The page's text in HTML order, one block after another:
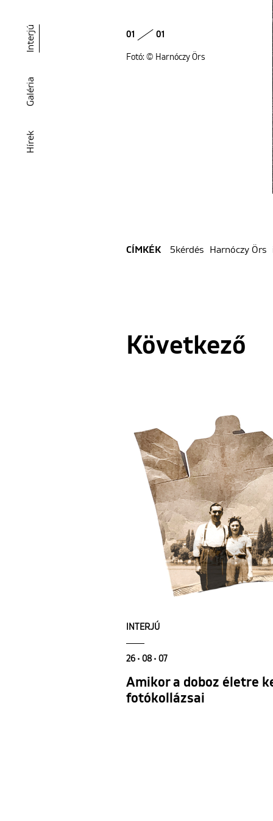
Hírek
Galéria
Interjú 01 01
Fotó: © Harnóczy Örs
CÍMKÉK 5kérdés Harnóczy Örs
Következő
INTERJÚ
26 • 08 • 07
Amikor a doboz életre
fotókollázsai